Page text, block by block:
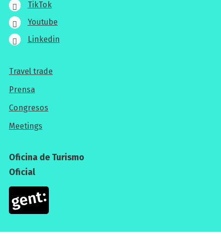
TikTok
Youtube
Linkedin
Para
los
profesionales
Travel trade
Prensa
Congresos
Meetings
Oficina de Turismo
Oficial